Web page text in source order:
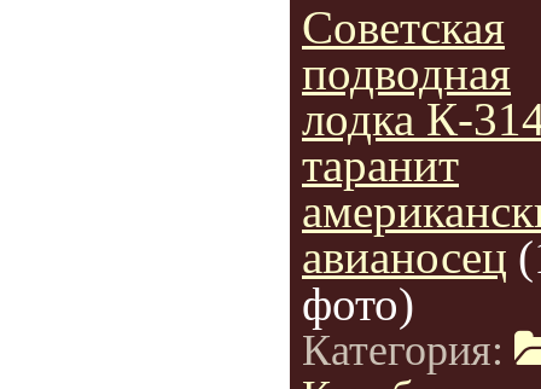
Советская
подводная
лодка К-
таранит
авианосец
фото)
Категория: